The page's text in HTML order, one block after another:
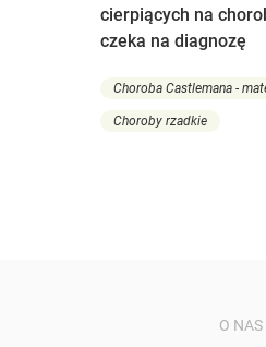
cierpiących na
czeka na diagnozę
Choroba Castlemana -
Choroby rzadkie
O NAS